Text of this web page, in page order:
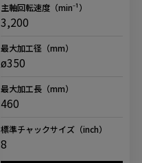
主軸回転速度（min⁻¹）
3,200
最大加工径 （mm）
ø350
最大加工長（mm）
460
標準チャックサイズ（inch）
8